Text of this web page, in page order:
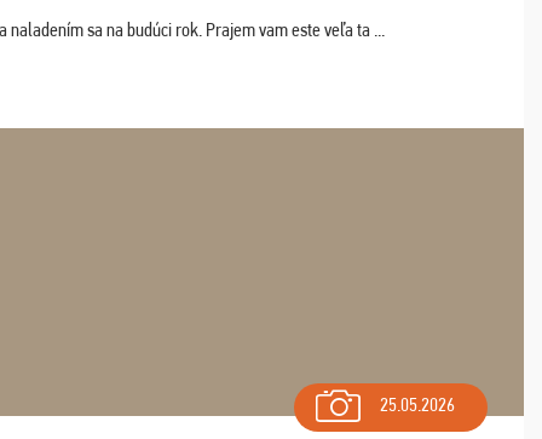
sa na budúci rok. Prajem vam este veľa ta ...
25.05.2026